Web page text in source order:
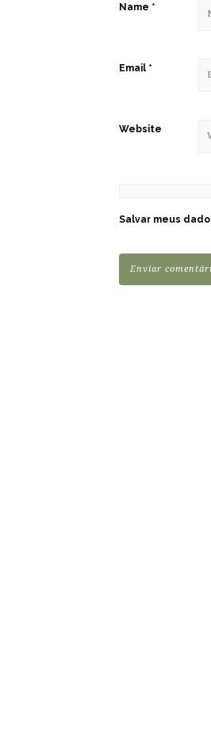
Name *
Email *
Website
Salvar meus